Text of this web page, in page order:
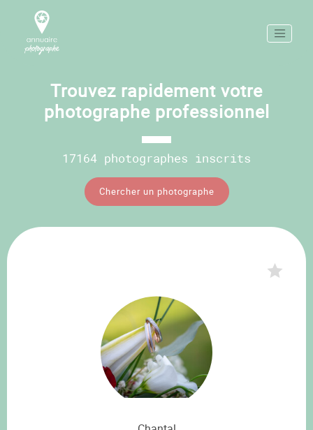
Trouvez rapidement votre
photographe professionnel
17164 photographes inscrits
Chercher un photographe